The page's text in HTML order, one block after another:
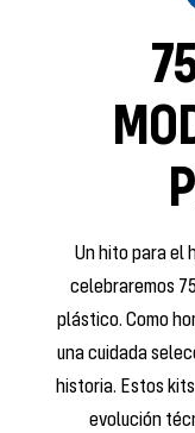
Un hito para el
celebraremos
plástico. Como
una cuidada
historia. Estos
evolución